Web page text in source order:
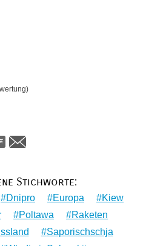
Stichworte:
Dnipro Europa
Kiew
Poltawa
Raketen
Saporischschja